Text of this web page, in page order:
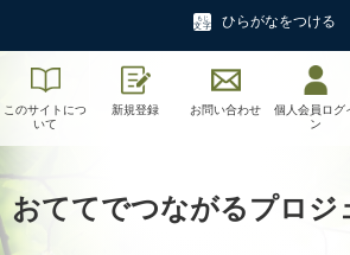
ひらがなをつける
このサイトにつ
いて
新規登録 お問い合わせ
個人会員ログ
ン
おててでつながるプロジ